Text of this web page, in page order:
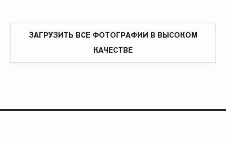
ЗАГРУЗИТЬ ВСЕ ФОТОГРАФИИ В ВЫСОКОМ
КАЧЕСТВЕ